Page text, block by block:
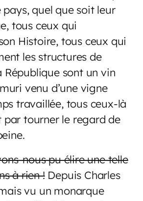
quel que soit leur
tous ceux qui
Histoire, tous ceux qui
les structures de
République sont un vin
venu d’une vigne
travaillée, tous ceux-là
par tourner le regard de
nous pu élire une telle
à rien !Depuis Charles
vu un monarque